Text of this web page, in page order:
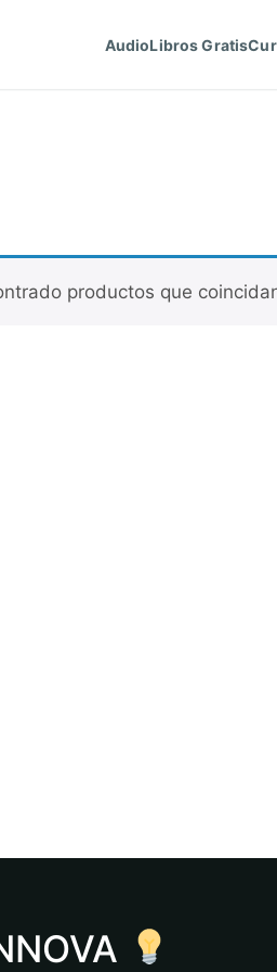
AudioLibros Gratis
productos que